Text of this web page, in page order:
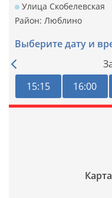
Улица Скобелевская
Район: Люблино
Выберите дату и
15:15
16:00